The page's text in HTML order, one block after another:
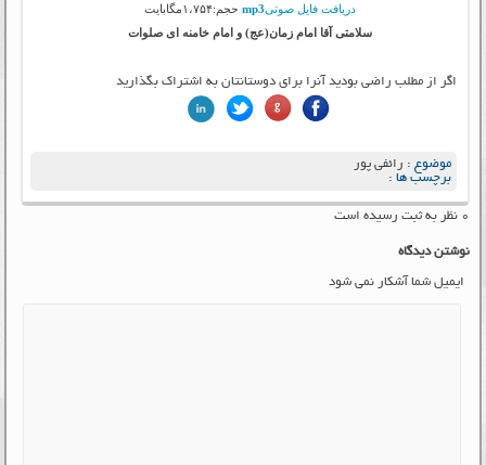
دریافت فایل صوتیmp3 حجم:۱،۷۵۴مگابایت
سلامتی آقا امام زمان(عج) و امام خامنه ای صلوات
اگر از مطلب راضی بودید آنرا برای دوستانتان به اشتراک بگذارید
موضوع : رائفی پور
برچسب ها :
۰ نظر به ثبت رسیده است
نوشتن دیدگاه
ایمیل شما آشکار نمی شود